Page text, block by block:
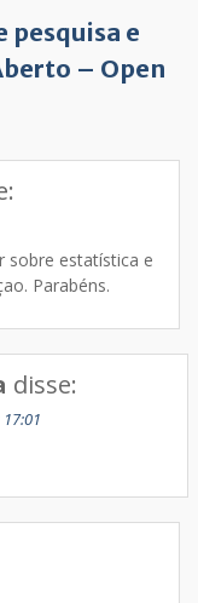
pesquisa e
– Open
sobre estatística e
Parabéns.
disse: